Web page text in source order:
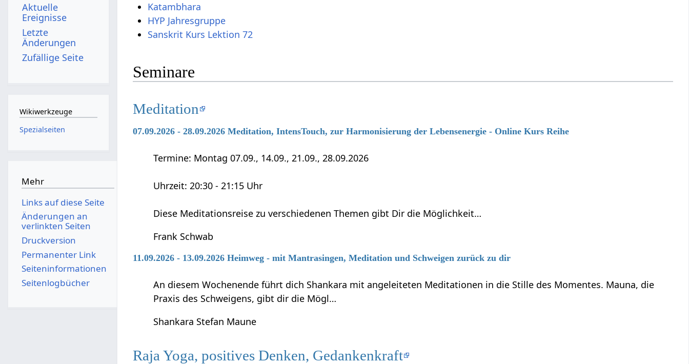
Katambhara
HYP Jahresgruppe
Sanskrit Kurs Lektion 72
Seminare
Meditation
07.09.2026 - 28.09.2026 Meditation, IntensTouch, zur Harmonisierung der Lebensenergie - Online Kurs Reihe
Termine: Montag 07.09., 14.09., 21.09., 28.09.2026
Uhrzeit: 20:30 - 21:15 Uhr
Diese Meditationsreise zu verschiedenen Themen gibt Dir die Möglichkeit…
Frank Schwab
11.09.2026 - 13.09.2026 Heimweg - mit Mantrasingen, Meditation und Schweigen zurück zu dir
An diesem Wochenende führt dich Shankara mit angeleiteten Meditationen in die Stille des Momentes. Mauna, die
Praxis des Schweigens, gibt dir die Mögl…
Shankara Stefan Maune
Raja Yoga, positives Denken, Gedankenkraft
Aktuelle
Ereignisse
Letzte
Änderungen
Zufällige Seite
Wikiwerkzeuge
Spezialseiten
Mehr
Links auf diese Seite
Änderungen an
verlinkten Seiten
Druckversion
Permanenter Link
Seiten­­informationen
Seitenlogbücher